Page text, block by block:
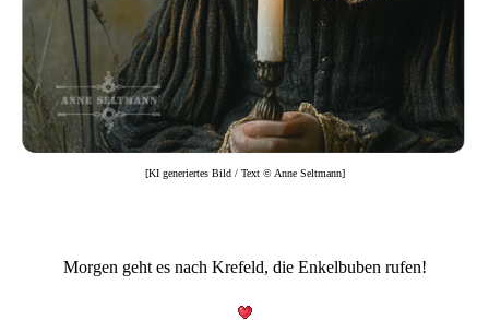
[KI generiertes Bild / Text © Anne Seltmann]
Morgen geht es nach Krefeld, die Enkelbuben rufen!